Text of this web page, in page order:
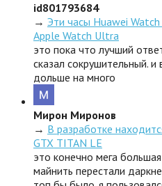
id801793684
→ Эти часы Huawei
Apple Watch Ultra
это пока что лучший
сказал сокрушительный.
дольше на много
Мирон Миронов
→ В разработке
GTX TITAN LE
это конечно мега
майнить перестали